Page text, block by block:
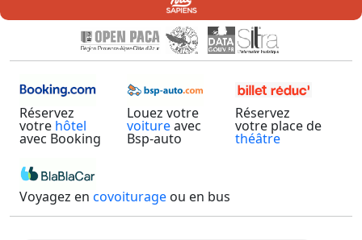
Réservez
votre hôtel
avec Booking
Louez votre
voitureavec
Bsp-auto
Réservez
votre place de
théâtre
Voyagez en covoiturage ou en bus